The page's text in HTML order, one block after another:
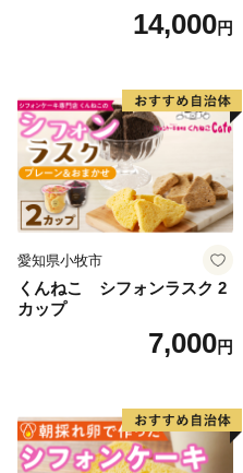
14,000円
愛知県小牧市
くんねこ シフォンラスク 2
カップ
7,000円